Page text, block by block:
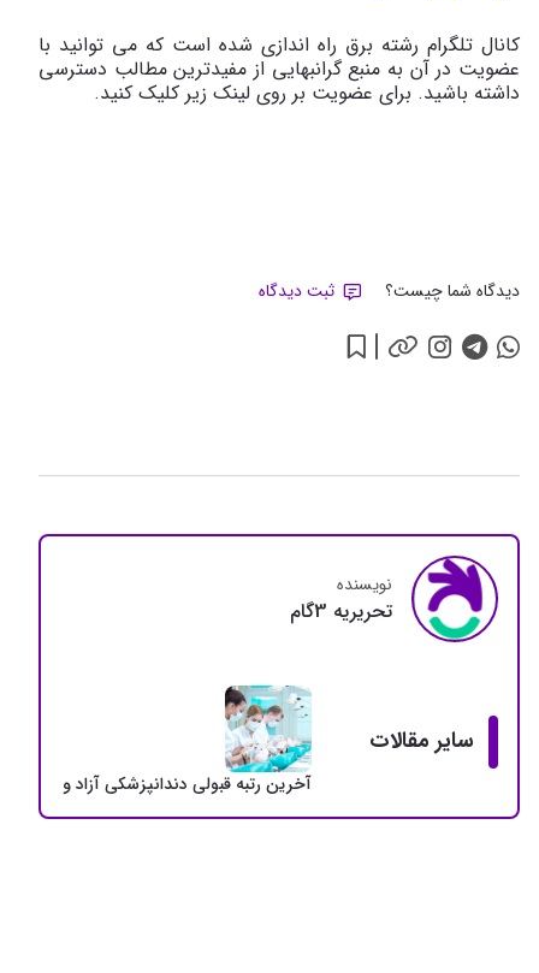
کانال تلگرام رشته برق راه اندازی شده است که می توانید با
عضویت در آن به منبع گرانبهایی از مفیدترین مطالب دسترسی
داشته باشید. برای عضویت بر روی لینک زیر کلیک کنید.
دیدگاه شما چیست؟ ثبت دیدگاه
نویسنده
تحريريه 3گام
سایر مقالات
آخرین رتبه قبولی دندانپزشکی آزاد و دولتی +